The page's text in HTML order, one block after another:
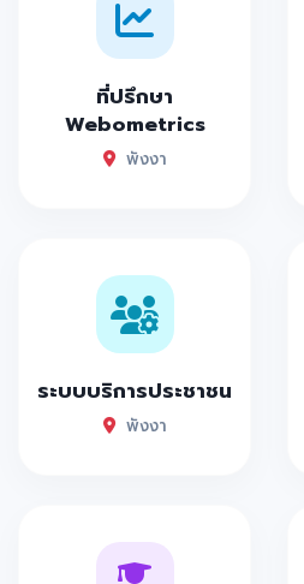
ที่ปรึกษา
Webometrics
พังงา
ระบบบริการประชาชน
พังงา